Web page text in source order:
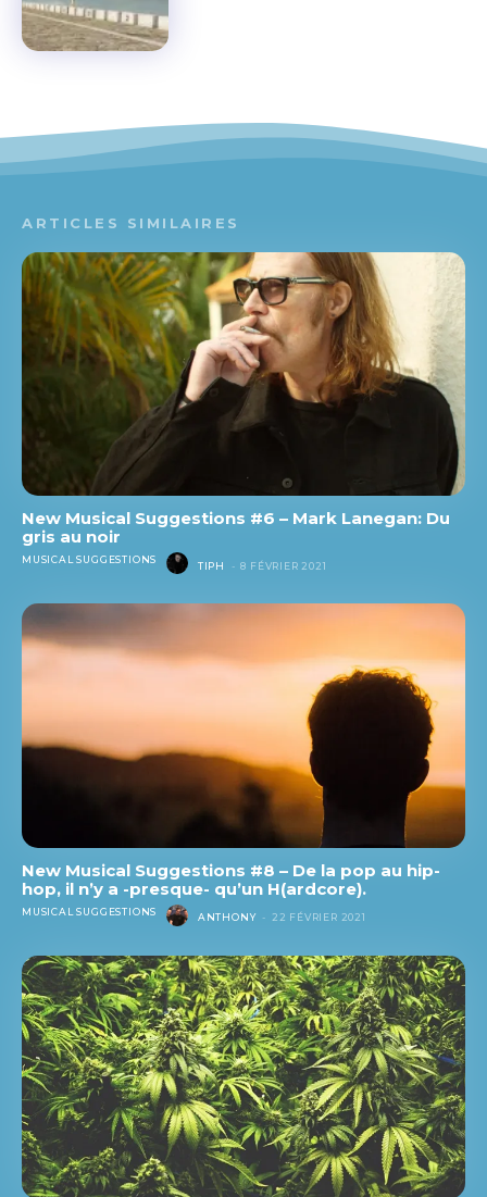
ARTICLES SIMILAIRES
New Musical Suggestions #6 – Mark Lanegan: Du
gris au noir
MUSICAL SUGGESTIONS TIPH - 8 FÉVRIER 2021
New Musical Suggestions #8 – De la pop au hip-
hop, il n’y a -presque- qu’un H(ardcore).
MUSICAL SUGGESTIONS ANTHONY - 22 FÉVRIER 2021